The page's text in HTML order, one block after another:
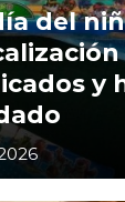
del
y